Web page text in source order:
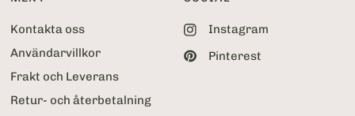
Kontakta oss
Användarvillkor
Frakt och Leverans
Retur- och återbetalning
Instagram
Pinterest